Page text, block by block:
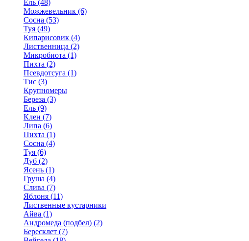
Ель (48)
Можжевельник (6)
Сосна (53)
Туя (49)
Кипарисовик (4)
Лиственница (2)
Микробиота (1)
Пихта (2)
Псевдотсуга (1)
Тис (3)
Крупномеры
Береза (3)
Ель (9)
Клен (7)
Липа (6)
Пихта (1)
Сосна (4)
Туя (6)
Дуб (2)
Ясень (1)
Груша (4)
Слива (7)
Яблоня (11)
Лиственные кустарники
Айва (1)
Андромеда (подбел) (2)
Бересклет (7)